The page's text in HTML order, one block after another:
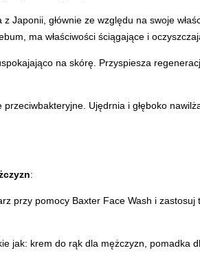
Japonii, głównie ze względu na swoje
ma właściwości ściągające i
na skórę. Przyspiesza
przeciwbakteryjne. Ujędrnia i głęboko
:
przy pomocy Baxter Face Wash i zastosuj
jak: krem do rąk dla mężczyzn pomadka